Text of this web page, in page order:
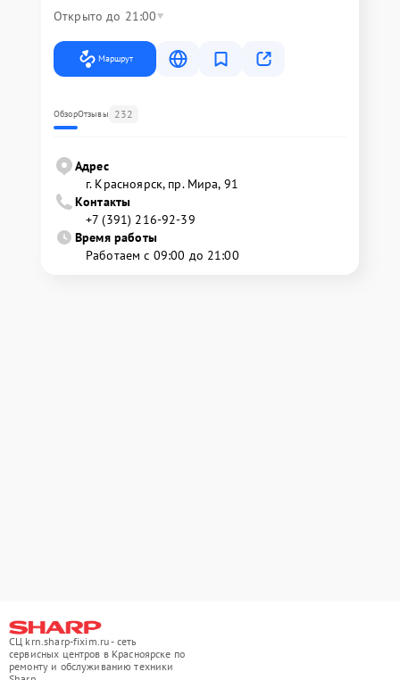
Открыто до 21:00
Маршрут
ОбзорОтзывы 232
Адрес
г. Красноярск, ​пр. Мира, 91
Контакты
+7 (391) 216-92-39
Время работы
Работаем с 09:00 до 21:00
СЦ krn.sharp-fixim.ru - сеть
сервисных центров в Красноярске по
ремонту и обслуживанию техники